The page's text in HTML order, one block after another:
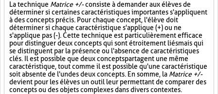
La technique Matrice +/-consiste à demander aux élèves de
déterminer si certaines caractéristiques importantes s'appliquent
à des concepts précis. Pour chaque concept, l'élève doit
déterminer si chaque caractéristique s'applique (+) ou ne
s'applique pas (-). Cette technique est particulièrement efficace
pour distinguer deux concepts qui sont étroitement liés mais qui
se distinguent par la présence ou l'absence de caractéristiques
clés. Il est possible que deux concepts partagent une même
caractéristique, tout comme il est possible qu'une caractéristique
soit absente de l'un des deux concepts. En somme, la Matrice +/-
devient pour les élèves un outil leur permettant de comparer des
concepts ou des objets complexes dans divers contextes.